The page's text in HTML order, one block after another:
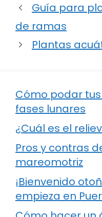
Guía para
de ramas
Plantas
Cómo podar
fases lunares
¿Cuál es el
Pros y contras
mareomotriz
¡Bienvenido
empieza en